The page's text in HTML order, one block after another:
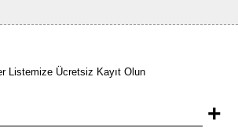
Listemize Ücretsiz Kayıt Olun
+